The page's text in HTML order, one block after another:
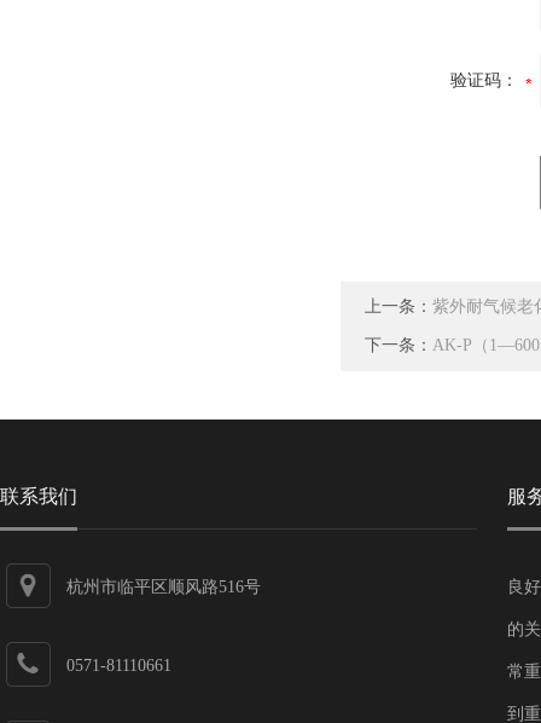
验证码：
上一条： 紫外耐气候老
下一条： AK-P（
联系我们
杭州市临平区顺风路516号
0571-81110661
服
良
的
常
到